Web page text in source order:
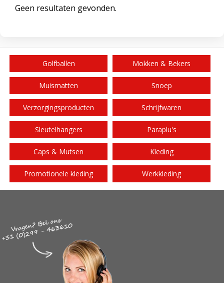
Geen resultaten gevonden.
Golfballen Mokken & Bekers
Muismatten Snoep
Verzorgingsproducten Schrijfwaren
Sleutelhangers Paraplu's
Caps & Mutsen Kleding
Promotionele kleding Werkkleding